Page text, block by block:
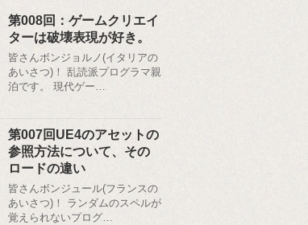
第008回：ゲームクリエイ
ターは破壊表現が好き。
皆さんボンジョルノ(イタリアの
あいさつ)！ 乱読派プログラマ親
泊です。 現代ゲー…
第007回UE4のアセットの
参照方法について、その
ロードの違い
皆さんボンジュール(フランスの
あいさつ)！ ランダムのスペルが
覚えられないプログ…